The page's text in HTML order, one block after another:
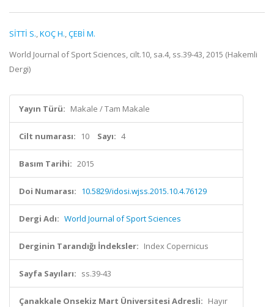
SİTTİ S.,KOÇ H.,ÇEBİ M.
World Journal of Sport Sciences, cilt.10, sa.4, ss.39-43, 2015 (Hakemli
Dergi)
Yayın Türü: Makale / Tam Makale
Cilt numarası: 10 Sayı: 4
Basım Tarihi: 2015
Doi Numarası: 10.5829/idosi.wjss.2015.10.4.76129
Dergi Adı: World Journal of Sport Sciences
Derginin Tarandığı İndeksler: Index Copernicus
Sayfa Sayıları: ss.39-43
Çanakkale Onsekiz Mart Üniversitesi Adresli: Hayır